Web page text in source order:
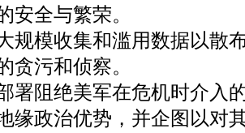
安全与繁荣。
规模收集和滥用数据以散
贪污和侦察。
署阻绝美军在危机时介入
缘政治优势，并企图以对